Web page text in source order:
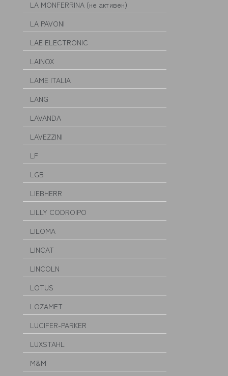
LA MONFERRINA (не активен)
LA PAVONI
LAE ELECTRONIC
LAINOX
LAME ITALIA
LANG
LAVANDA
LAVEZZINI
LF
LGB
LIEBHERR
LILLY CODROIPO
LILOMA
LINCAT
LINCOLN
LOTUS
LOZAMET
LUCIFER-PARKER
LUXSTAHL
M&M